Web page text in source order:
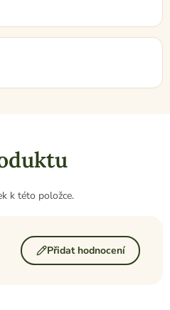
k této položce.
Přidat hodnocení